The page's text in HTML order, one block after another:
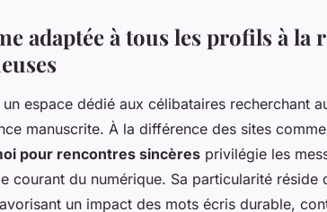
adaptée à tous les profils à la
espace dédié aux célibataires recherchant
manuscrite. À la différence des sites
pour rencontres sincères privilégie les
courant du numérique. Sa particularité
un impact des mots écris durable,